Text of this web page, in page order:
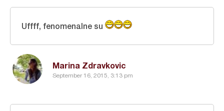
Marina Zdravkovic
September 16, 2015, 3:13 pm
Uffff, fenomenalne su